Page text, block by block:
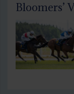
Bloomers’